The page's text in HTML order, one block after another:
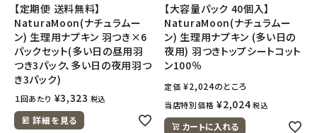
【定期便 送料無料】
NaturaMoon(ナチュラムー
ン) 生理用ナプキン 羽つき×6
パックセット(多い日の昼用羽
つき3パック、多い日の夜用羽つ
き3パック)
１回あたり ¥3,323 税込
詳細を見る
【大容量パック 40個入】
NaturaMoon(ナチュラムー
ン) 生理用ナプキン (多い日の
夜用) 羽つきトップシートコット
ン100％
定価 ¥2,024のところ
当店特別価格 ¥2,024 税込
カートに入れる